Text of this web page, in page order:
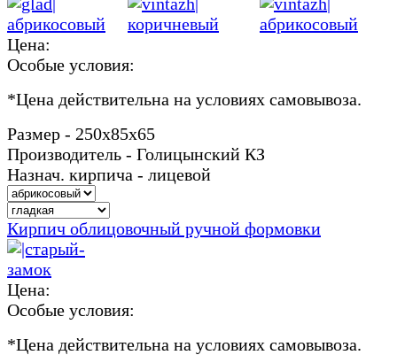
Цена:
Особые условия:
*Цена действительна на условиях самовывоза.
Размер - 250х85х65
Производитель - Голицынский КЗ
Назнач. кирпича - лицевой
Кирпич облицовочный ручной формовки
Цена:
Особые условия:
*Цена действительна на условиях самовывоза.